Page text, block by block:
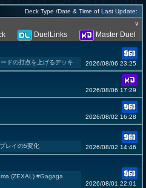
Deck Type /Date & Time of Last Update:
∨
DuelLinks
Master Duel
ドの打点を上げるデッキ 2026/08/06 23:25
2026/08/06 17:29
2026/08/02 16:28
レイの5変化 2026/08/02 14:46
(ZEXAL) #Gagaga
2026/08/01 22:01